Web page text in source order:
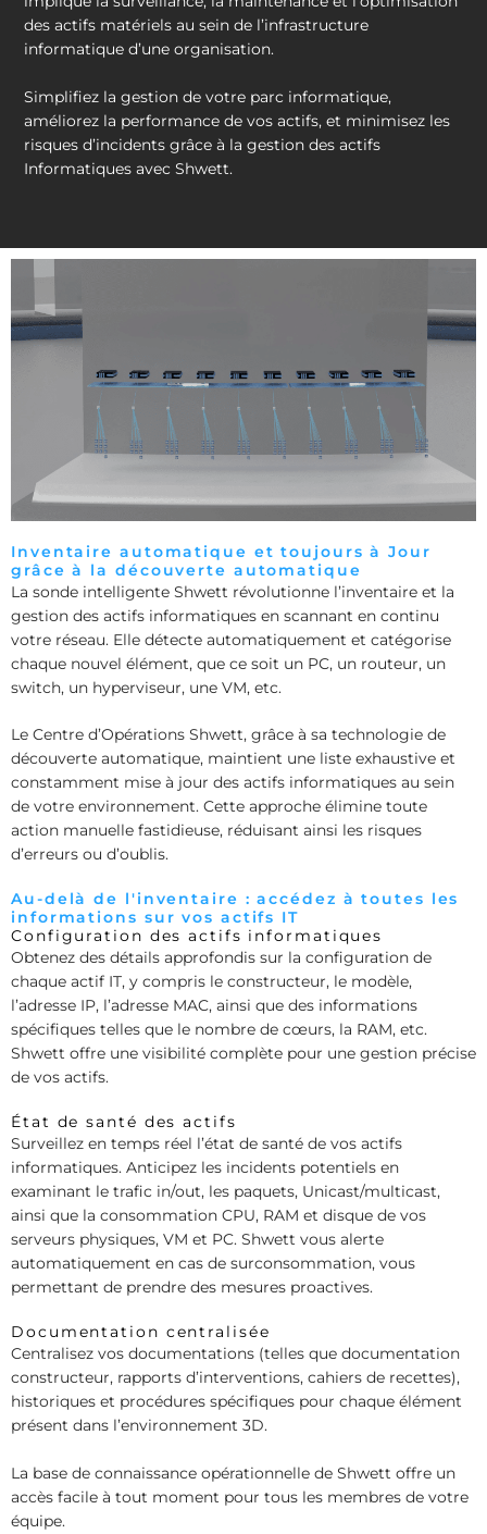
des actifs matériels au sein de l’infrastructure
informatique d’une organisation.
Simplifiez la gestion de votre parc informatique,
améliorez la performance de vos actifs, et minimisez les
risques d’incidents grâce à la gestion des actifs
Informatiques avec Shwett.
Inventaire automatique et toujours à Jour
grâce à la découverte automatique
La sonde intelligente Shwett révolutionne l’inventaire et la
gestion des actifs informatiques en scannant en continu
votre réseau. Elle détecte automatiquement et catégorise
chaque nouvel élément, que ce soit un PC, un routeur, un
switch, un hyperviseur, une VM, etc.
Le Centre d’Opérations Shwett, grâce à sa technologie de
découverte automatique, maintient une liste exhaustive et
constamment mise à jour des actifs informatiques au sein
de votre environnement. Cette approche élimine toute
action manuelle fastidieuse, réduisant ainsi les risques
d’erreurs ou d’oublis.
Au-delà de l'inventaire : accédez à toutes les
informations sur vos actifs IT
Configuration des actifs informatiques
Obtenez des détails approfondis sur la configuration de
chaque actif IT, y compris le constructeur, le modèle,
l’adresse IP, l’adresse MAC, ainsi que des informations
spécifiques telles que le nombre de cœurs, la RAM, etc.
Shwett offre une visibilité complète pour une gestion précise
de vos actifs.
État de santé des actifs
Surveillez en temps réel l’état de santé de vos actifs
informatiques. Anticipez les incidents potentiels en
examinant le trafic in/out, les paquets, Unicast/multicast,
ainsi que la consommation CPU, RAM et disque de vos
serveurs physiques, VM et PC. Shwett vous alerte
automatiquement en cas de surconsommation, vous
permettant de prendre des mesures proactives.
Documentation centralisée
Centralisez vos documentations (telles que documentation
constructeur, rapports d’interventions, cahiers de recettes),
historiques et procédures spécifiques pour chaque élément
présent dans l’environnement 3D.
La base de connaissance opérationnelle de Shwett offre un
accès facile à tout moment pour tous les membres de votre
équipe.